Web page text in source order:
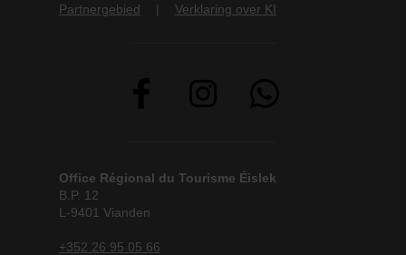
Partnergebied
Verklaring over KI
Office Régional du Tourisme Éislek
B.P. 12
L-9401 Vianden
+352 26 95 05 66